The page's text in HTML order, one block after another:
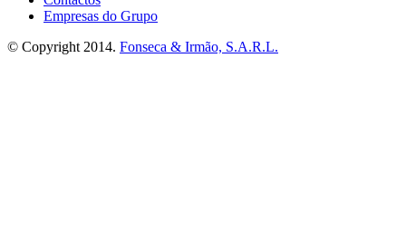
Empresas do Grupo
© Copyright 2014. Fonseca & Irmão, S.A.R.L.